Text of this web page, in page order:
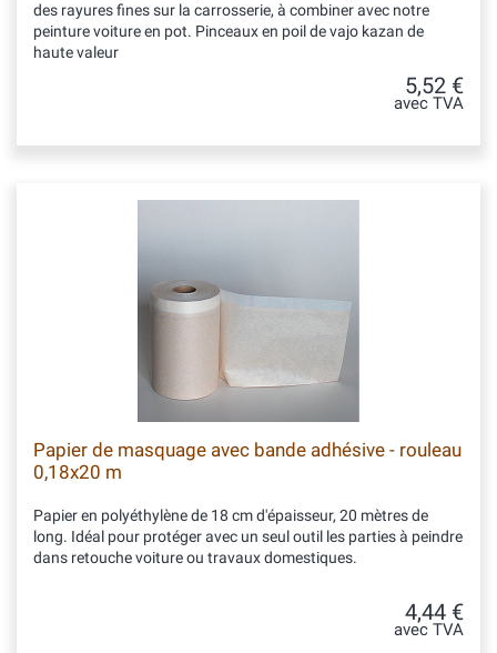
des rayures fines sur la carrosserie, à combiner avec notre
peinture voiture en pot. Pinceaux en poil de vajo kazan de
haute valeur
5,52 €
avec TVA
Papier de masquage avec bande adhésive - rouleau
0,18x20 m
Papier en polyéthylène de 18 cm d'épaisseur, 20 mètres de
long. Idéal pour protéger avec un seul outil les parties à peindre
dans retouche voiture ou travaux domestiques.
4,44 €
avec TVA